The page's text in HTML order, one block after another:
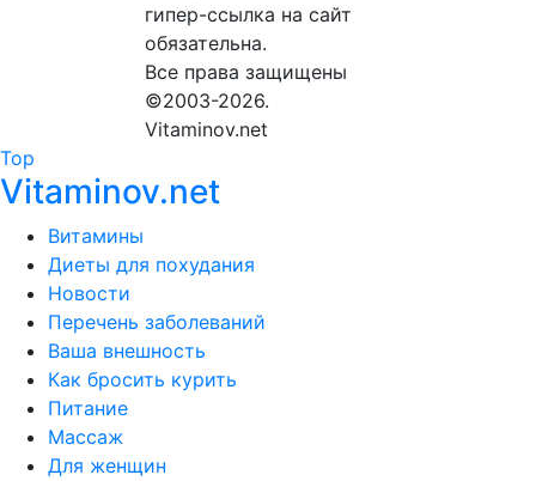
гипер-ссылка на сайт
обязательна.
Все права защищены
©2003-2026.
Vitaminov.net
Top
Vitaminov.net
Витамины
Диеты для похудания
Новости
Перечень заболеваний
Ваша внешность
Как бросить курить
Питание
Массаж
Для женщин